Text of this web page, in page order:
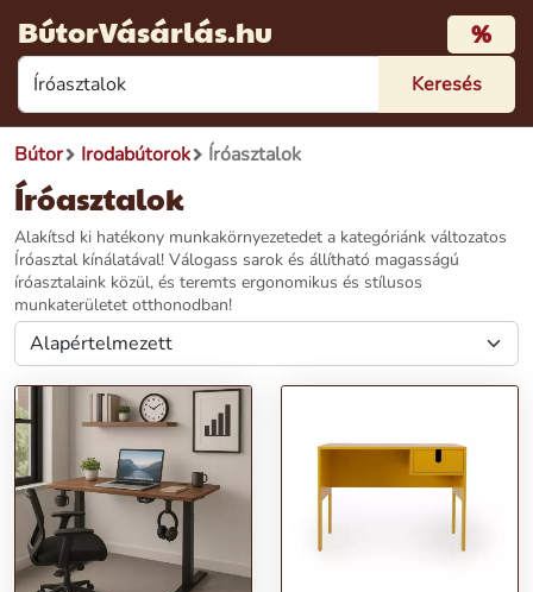
BútorVásárlás.hu %
Bútor Irodabútorok Íróasztalok
Íróasztalok
Alakítsd ki hatékony munkakörnyezetedet a kategóriánk változatos
Íróasztal kínálatával! Válogass sarok és állítható magasságú
íróasztalaink közül, és teremts ergonomikus és stílusos
munkaterületet otthonodban!